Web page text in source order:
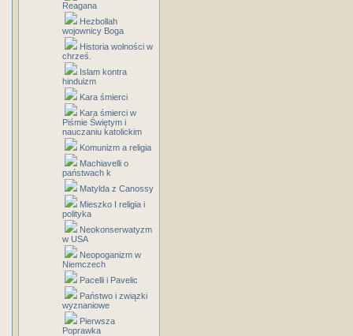
Reagana
Hezbollah
wojownicy Boga
Historia wolności w
chrześ.
Islam kontra
hinduizm
Kara śmierci
Kara śmierci w
Piśmie Świętym i
nauczaniu katolickim
Komunizm a religia
Machiavelli o
państwach k
Matylda z Canossy
Mieszko I religia i
polityka
Neokonserwatyzm
w USA
Neopoganizm w
Niemczech
Pacelli i Pavelic
Państwo i związki
wyznaniowe
Pierwsza
Poprawka